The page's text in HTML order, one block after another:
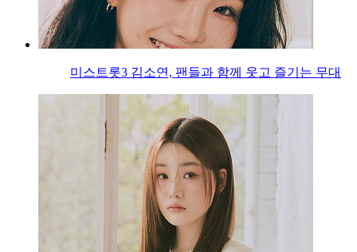
미스트롯3 김소연, 팬들과 함께 웃고 즐기는 무대